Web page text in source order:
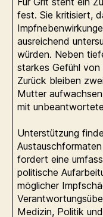
fest. Sie kritisiert,
ausreichend
würden. Neben
starkes Gefühl von
Zurück bleiben
Mutter
mit
Unterstützung
fordert eine
politische
möglicher
Medizin, Politik